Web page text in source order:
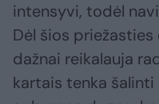
intensyvi, todėl
Dėl šios
dažnai reikalauja
kartais tenka šalinti